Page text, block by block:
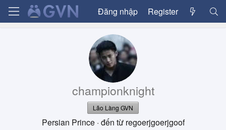
Đăng nhập Register
championknight
Lão Làng GVN
Persian Prince · đến từ regoerjgoerjgoof